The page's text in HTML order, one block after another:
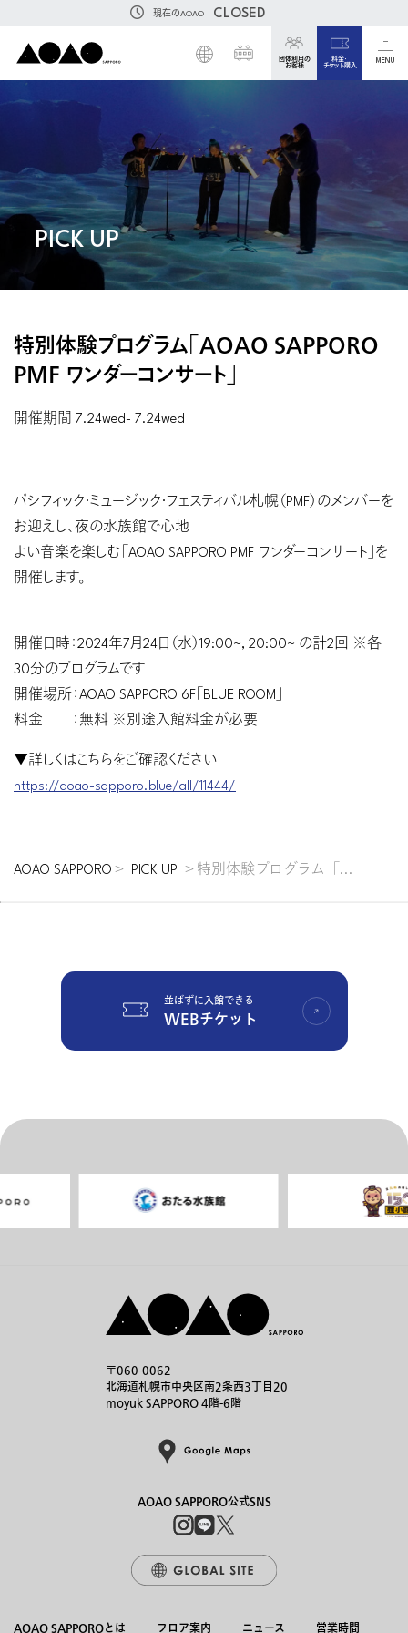
現在のAOAO CLOSED
団体利用の
お客様
料金・
チケット購入
MENU
PICK UP
特別体験プログラム「AOAO SAPPORO
PMF ワンダーコンサート」
開催期間 7.24wed- 7.24wed
パシフィック・ミュージック・フェスティバル札幌（PMF）のメンバーを
お迎えし、夜の水族館で心地
よい音楽を楽しむ「AOAO SAPPORO PMF ワンダーコンサート」を
開催します。
開催日時：2024年7月24日（水）19:00~, 20:00~ の計2回 ※各
30分のプログラムです
開催場所：AOAO SAPPORO 6F「BLUE ROOM」
料金 ：無料 ※別途入館料金が必要
▼詳しくはこちらをご確認ください
https://aoao-sapporo.blue/all/11444/
AOAO SAPPORO ＞ PICK UP ＞特別体験プログラム「...
並ばずに入館できる
WEBチケット
〒060-0062
北海道札幌市中央区南2条西3丁目20
moyuk SAPPORO 4階-6階
AOAO SAPPORO公式SNS
AOAO SAPPOROとは フロア案内 ニュース 営業時間